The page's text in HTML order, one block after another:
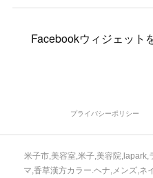
(5)
(8)
(8)
(6)
(3)
(3)
(6)
(9)
(1)
(15)
(10)
(13)
(8)
(4)
(23)
(20)
(3)
(3)
(3)
(2)
Facebookウィジェット
プライバシーポリシー
米子市,美容室,米子,美容院,lapark,
マ,香草漢方カラー.ヘナ,メンズ,ネ